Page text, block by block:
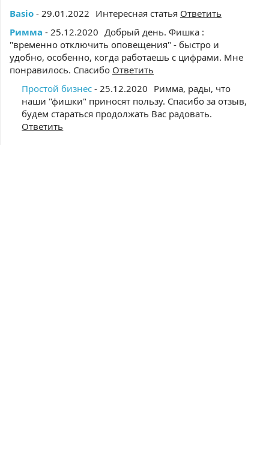
Basio - 29.01.2022 Интересная статья Ответить
Римма - 25.12.2020 Добрый день. Фишка :
"временно отключить оповещения" - быстро и
удобно, особенно, когда работаешь с цифрами. Мне
понравилось. Спасибо Ответить
Простой бизнес - 25.12.2020 Римма, рады, что
наши "фишки" приносят пользу. Спасибо за отзыв,
будем стараться продолжать Вас радовать.
Ответить